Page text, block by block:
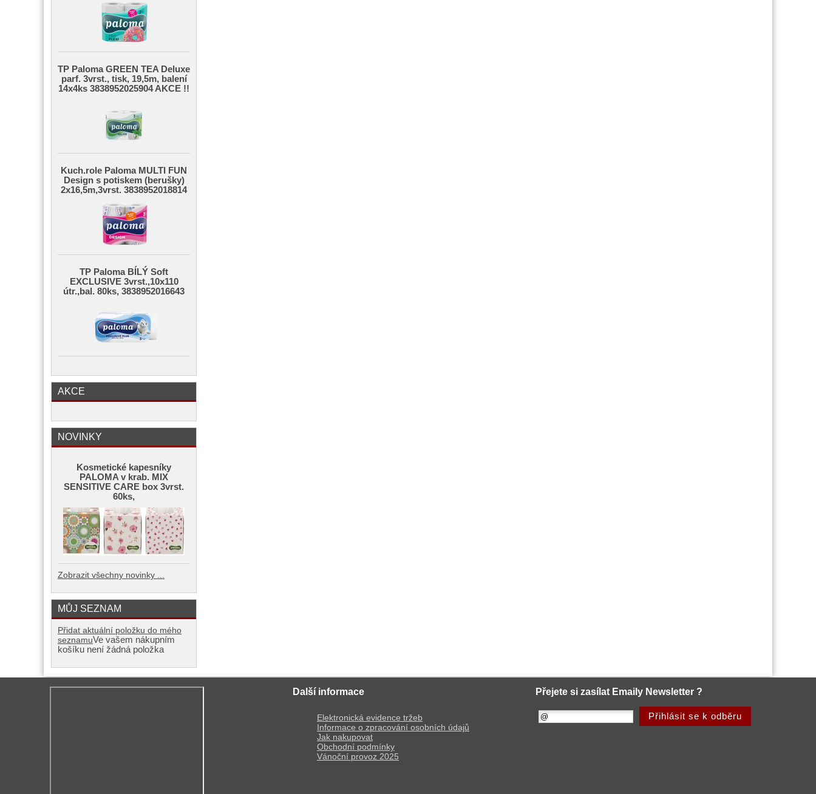
TP Paloma GREEN TEA Deluxe
parf. 3vrst., tisk, 19,5m, balení
14x4ks 3838952025904 AKCE !!
Kuch.role Paloma MULTI FUN
Design s potiskem (berušky)
2x16,5m,3vrst. 3838952018814
TP Paloma BÍLÝ Soft
EXCLUSIVE 3vrst.,10x110
útr.,bal. 80ks, 3838952016643
AKCE
NOVINKY
Kosmetické kapesníky
PALOMA v krab. MIX
SENSITIVE CARE box 3vrst.
60ks,
Zobrazit všechny novinky ...
MŮJ SEZNAM
Přidat aktuální položku do mého
seznamuVe vašem nákupním
košíku není žádná položka
Další informace
Elektronická evidence tržeb
Informace o zpracování osobních údajů
Jak nakupovat
Obchodní podmínky
Vánoční provoz 2025
Přejete si zasílat Emaily Newsletter ?